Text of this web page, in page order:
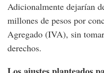
Adicionalmente dejarían
millones de pesos por
Agregado (IVA), sin
derechos.